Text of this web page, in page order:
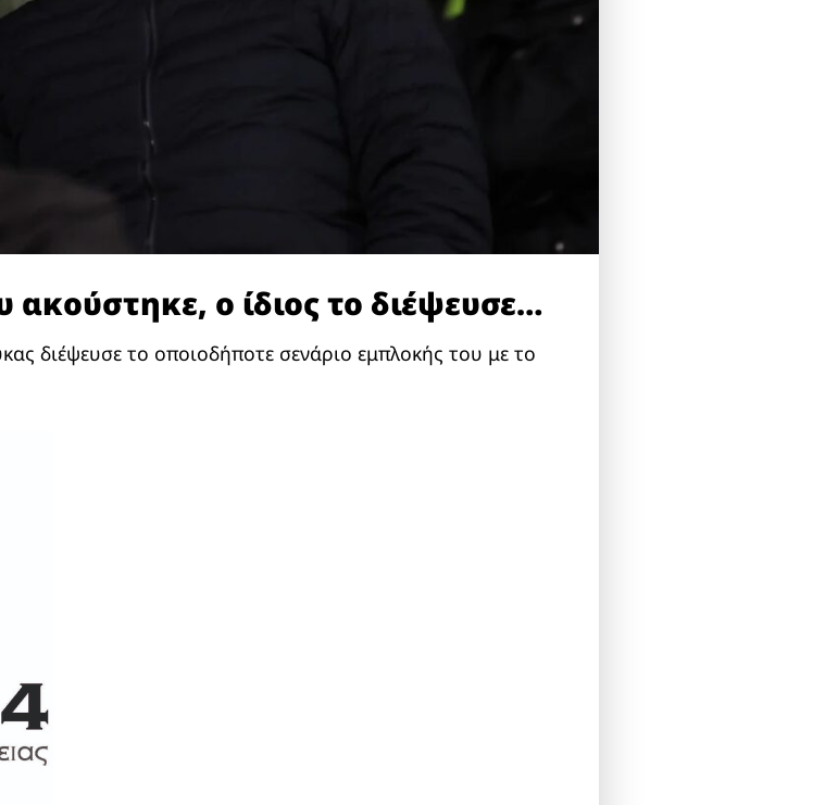
ο ίδιος το διέψευσε…
διέψευσε το οποιοδήποτε σενάριο εμπλοκής του με το